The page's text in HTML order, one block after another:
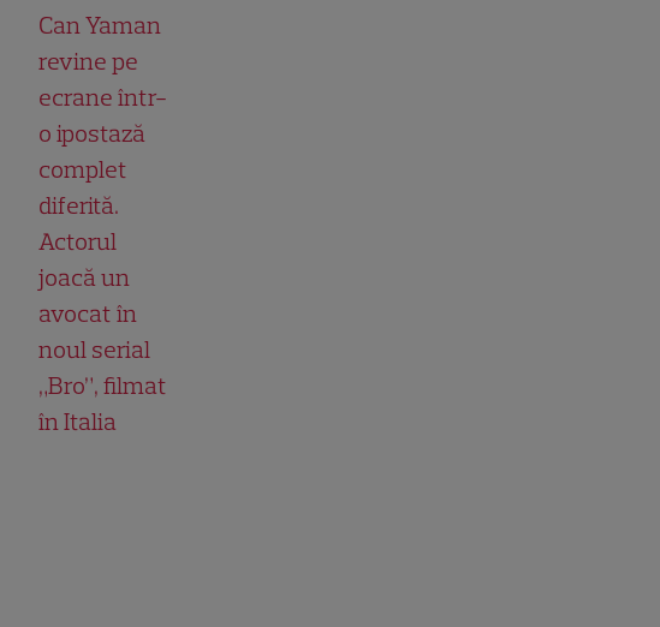
Can Yaman
revine pe
ecrane într-
o ipostază
complet
diferită.
Actorul
joacă un
avocat în
noul serial
„Bro”, filmat
în Italia